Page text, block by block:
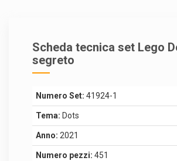
Scheda tecnica set Lego
segreto
Numero Set: 41924-1
Tema: Dots
Anno: 2021
Numero pezzi: 451